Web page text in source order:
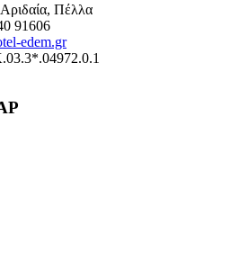
Πέλλα
91606
edem.gr